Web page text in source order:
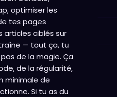
optimiser les
tes pages
articles ciblés sur
— tout ça, tu
de la magie. Ça
de la régularité,
minimale de
Si tu as du